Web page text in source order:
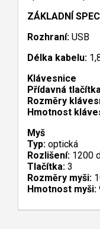
ZÁKLADNÍ
Rozhraní: USB
Délka kabelu:
Klávesnice
Přídavná
Rozměry
Hmotnost
Myš
Typ: optická
Rozlišení: 1200
Tlačítka: 3
Rozměry myši:
Hmotnost myši: